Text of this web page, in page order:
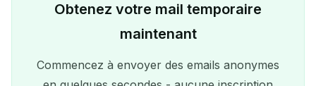
Obtenez votre mail temporaire
maintenant
Commencez à envoyer des emails anonymes